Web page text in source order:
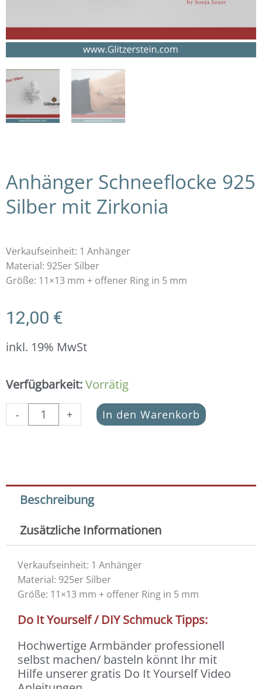
Anhänger Schneeflocke 925
Silber mit Zirkonia
Verkaufseinheit: 1 Anhänger
Material: 925er Silber
Größe: 11×13 mm + offener Ring in 5 mm
12,00 €
inkl. 19% MwSt
Verfügbarkeit:Vorrätig
-
Anhänger
925
Silber
+ In den Warenkorb
Beschreibung
Zusätzliche Informationen
Verkaufseinheit: 1 Anhänger
Material: 925er Silber
Größe: 11×13 mm + offener Ring in 5 mm
Do It Yourself / DIY Schmuck Tipps:
Hochwertige Armbänder professionell
selbst machen/ basteln könnt Ihr mit
Hilfe unserer gratis Do It Yourself Video